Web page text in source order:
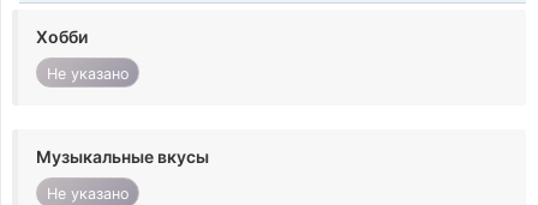
Хобби
Не указано
Музыкальные вкусы
Не указано